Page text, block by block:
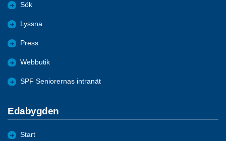
Sök
Lyssna
Press
Webbutik
SPF Seniorernas intranät
Edabygden
Start